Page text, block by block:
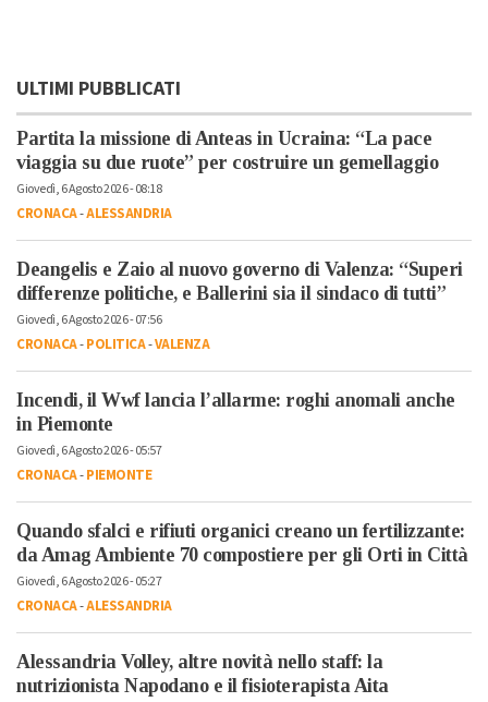
ULTIMI PUBBLICATI
Partita la missione di Anteas in Ucraina: “La pace
viaggia su due ruote” per costruire un gemellaggio
Giovedì, 6 Agosto 2026 - 08:18
CRONACA-ALESSANDRIA
Deangelis e Zaio al nuovo governo di Valenza: “Superi
differenze politiche, e Ballerini sia il sindaco di tutti”
Giovedì, 6 Agosto 2026 - 07:56
CRONACA-POLITICA-VALENZA
Incendi, il Wwf lancia l’allarme: roghi anomali anche
in Piemonte
Giovedì, 6 Agosto 2026 - 05:57
CRONACA-PIEMONTE
Quando sfalci e rifiuti organici creano un fertilizzante:
da Amag Ambiente 70 compostiere per gli Orti in Città
Giovedì, 6 Agosto 2026 - 05:27
CRONACA-ALESSANDRIA
Alessandria Volley, altre novità nello staff: la
nutrizionista Napodano e il fisioterapista Aita